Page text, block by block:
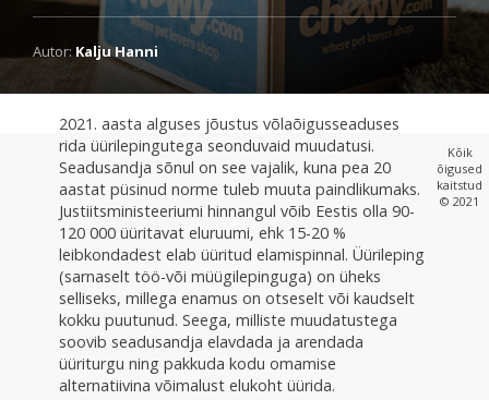
Autor: Kalju Hanni
2021. aasta alguses jõustus võlaõigusseaduses
rida üürilepingutega seonduvaid muudatusi.
Seadusandja sõnul on see vajalik, kuna pea 20
aastat püsinud norme tuleb muuta paindlikumaks.
Justiitsministeeriumi hinnangul võib Eestis olla 90-
120 000 üüritavat eluruumi, ehk 15-20 %
leibkondadest elab üüritud elamispinnal. Üürileping
(sarnaselt töö-või müügilepinguga) on üheks
selliseks, millega enamus on otseselt või kaudselt
kokku puutunud. Seega, milliste muudatustega
soovib seadusandja elavdada ja arendada
üüriturgu ning pakkuda kodu omamise
alternatiivina võimalust elukoht üürida.
Kõik
õigused
kaitstud
© 2021